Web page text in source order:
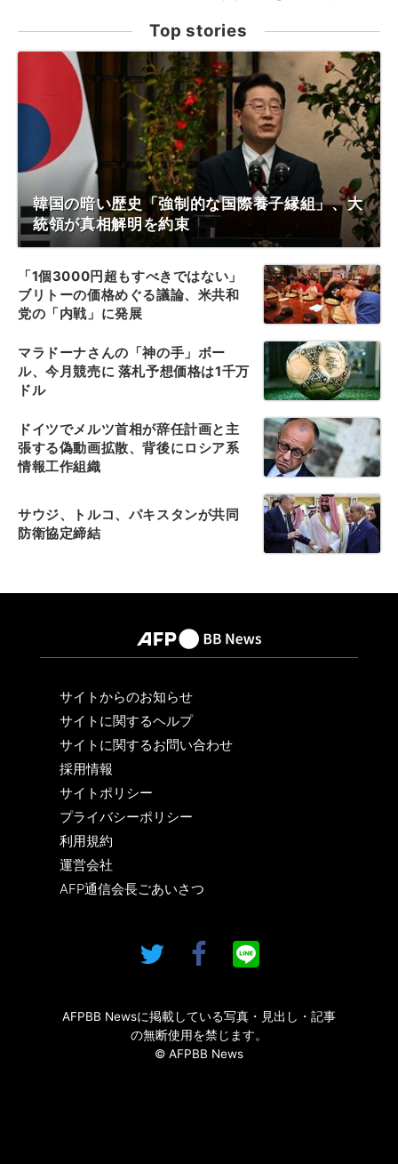
Top stories
韓国の暗い歴史「強制的な国際養子縁組」、大
統領が真相解明を約束
「1個3000円超もすべきではない」
ブリトーの価格めぐる議論、米共和
党の「内戦」に発展
マラドーナさんの「神の手」ボー
ル、今月競売に 落札予想価格は1千万
ドル
ドイツでメルツ首相が辞任計画と主
張する偽動画拡散、背後にロシア系
情報工作組織
サウジ、トルコ、パキスタンが共同
防衛協定締結
サイトからのお知らせ
サイトに関するヘルプ
サイトに関するお問い合わせ
採用情報
サイトポリシー
プライバシーポリシー
利用規約
運営会社
AFP通信会長ごあいさつ
AFPBB Newsに掲載している写真・見出し・記事
の無断使用を禁じます。
© AFPBB News